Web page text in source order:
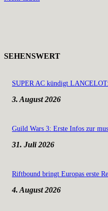
SEHENSWERT
SUPER AC kündigt
3. August 2026
Guild Wars 3: Erste Infos zur
31. Juli 2026
Riftbound bringt Europas erste
4. August 2026